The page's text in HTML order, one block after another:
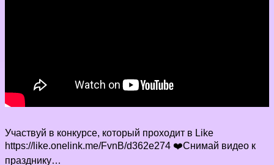
Участвуй в конкурсе, который проходит в Like
https://like.onelink.me/FvnB/d362e274 ❤️Снимай видео к
празднику…